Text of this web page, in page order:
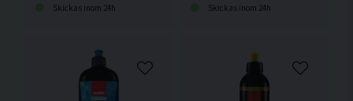
Skickas inom 24h Skickas inom 24h